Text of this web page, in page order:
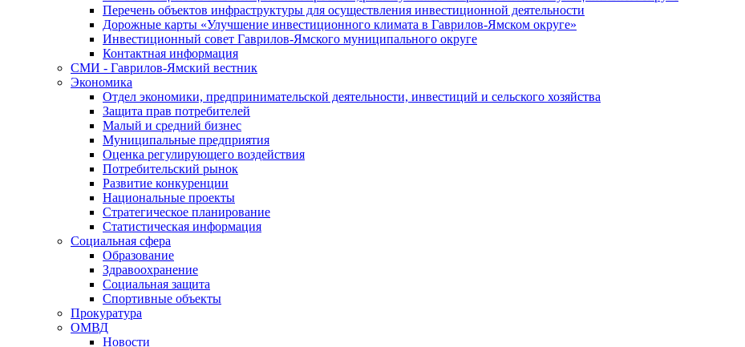
Перечень объектов инфраструктуры для осуществления инвестиционной деятельности
Дорожные карты «Улучшение инвестиционного климата в Гаврилов-Ямском округе»
Инвестиционный совет Гаврилов-Ямского муниципального округе
Контактная информация
СМИ - Гаврилов-Ямский вестник
Экономика
Отдел экономики, предпринимательской деятельности, инвестиций и сельского хозяйства
Защита прав потребителей
Малый и средний бизнес
Муниципальные предприятия
Оценка регулирующего воздействия
Потребительский рынок
Развитие конкуренции
Национальные проекты
Стратегическое планирование
Статистическая информация
Социальная сфера
Образование
Здравоохранение
Социальная защита
Спортивные объекты
Прокуратура
ОМВД
Новости